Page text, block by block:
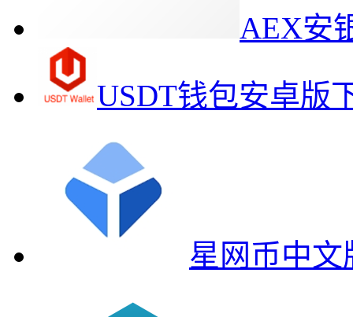
AEX安
USDT钱包安卓版
星网币中